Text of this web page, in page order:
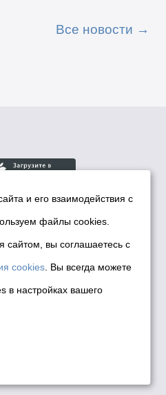
Все новости
политики мэрии
Cookies
персональных
системах
сайта -
и его взаимодействия с
файлы cookies.
сайтом, вы соглашаетесь с
cookies . Вы всегда можете
в настройках вашего